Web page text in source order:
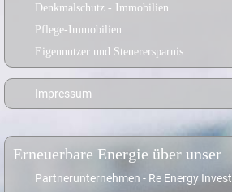
Denkmalschutz - Immobilien
Pflege-Immobilien
Eigennutzer und Steuerersparnis
Impressum
Erneuerbare Energie über unser
Partnerunternehmen - Re Energy Invest